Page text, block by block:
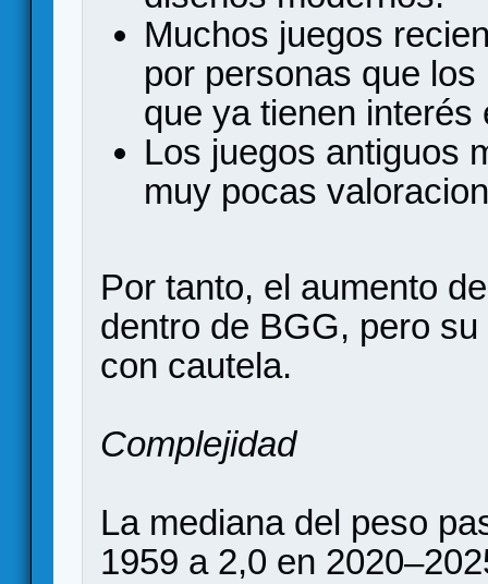
Muchos juegos
por personas que
que ya tienen interés
Los juegos antiguos
muy pocas
Por tanto, el aumento
dentro de BGG, pero
con cautela.
Complejidad
La mediana del peso
1959 a 2,0 en